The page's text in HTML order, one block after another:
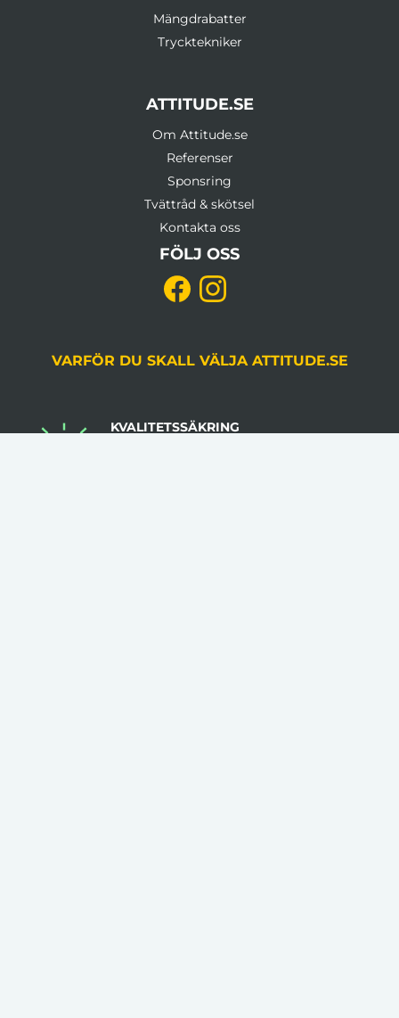
Mängdrabatter
Trycktekniker
ATTITUDE.SE
Om Attitude.se
Referenser
Sponsring
Tvättråd & skötsel
Kontakta oss
FÖLJ OSS
VARFÖR DU SKALL VÄLJA ATTITUDE.SE
KVALITETSSÄKRING